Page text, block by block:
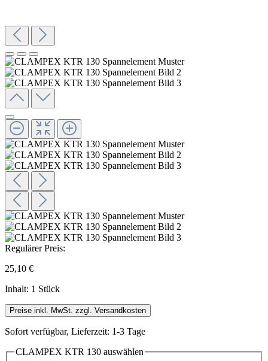
Regulärer Preis:
25,10 €
Inhalt: 1 Stück
Preise inkl. MwSt. zzgl. Versandkosten
Sofort verfügbar, Lieferzeit: 1-3 Tage
CLAMPEX KTR 130 auswählen